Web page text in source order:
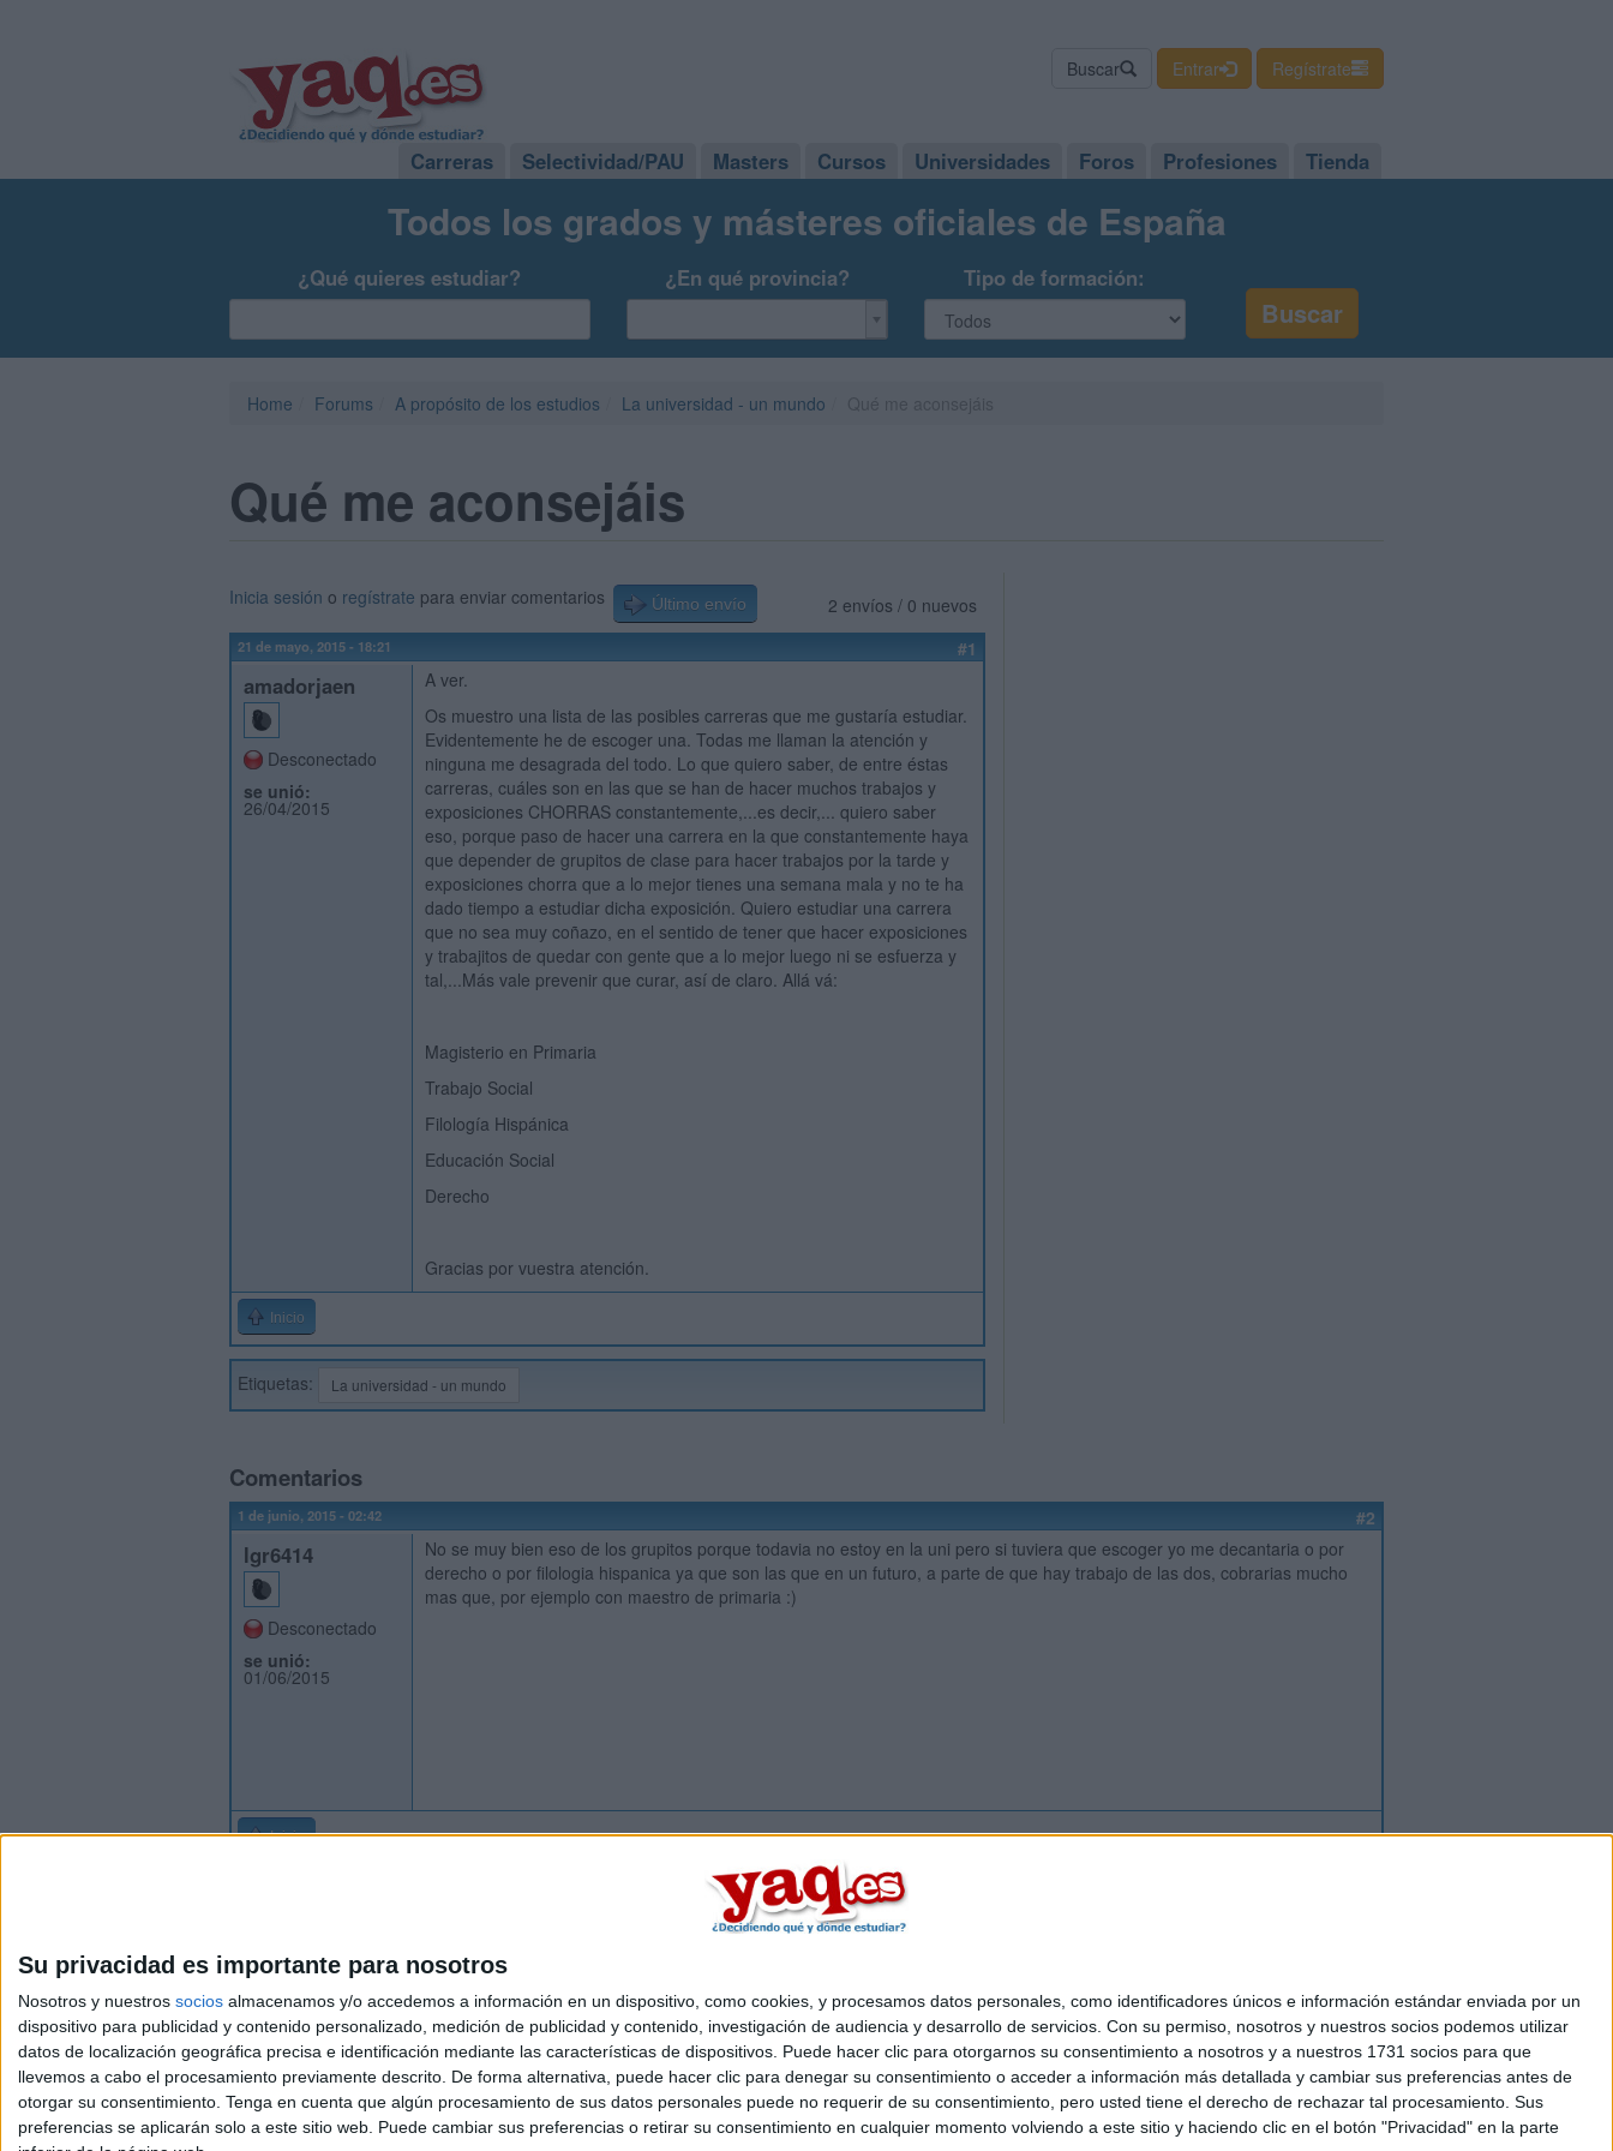
Su privacidad es importante para nosotros
Nosotros y nuestros socios almacenamos y/o accedemos a información en un dispositivo, como cookies, y procesamos datos personales, como identificadores únicos e información estándar enviada por un
dispositivo para publicidad y contenido personalizado, medición de publicidad y contenido, investigación de audiencia y desarrollo de servicios. Con su permiso, nosotros y nuestros socios podemos utilizar
datos de localización geográfica precisa e identificación mediante las características de dispositivos. Puede hacer clic para otorgarnos su consentimiento a nosotros y a nuestros 1731 socios para que
llevemos a cabo el procesamiento previamente descrito. De forma alternativa, puede hacer clic para denegar su consentimiento o acceder a información más detallada y cambiar sus preferencias antes de
otorgar su consentimiento. Tenga en cuenta que algún procesamiento de sus datos personales puede no requerir de su consentimiento, pero usted tiene el derecho de rechazar tal procesamiento. Sus
preferencias se aplicarán solo a este sitio web. Puede cambiar sus preferencias o retirar su consentimiento en cualquier momento volviendo a este sitio y haciendo clic en el botón "Privacidad" en la parte
Buscar Entrar Regístrate
Carreras Selectividad/PAU Masters Cursos Universidades Foros Profesiones Tienda
Todos los grados y másteres oficiales de España
¿Qué quieres estudiar? ¿En qué provincia? Tipo de formación:
Home Forums A propósito de los estudios La universidad - un mundo
Qué me aconsejáis
2 envíos / 0 nuevos
Inicia sesión o regístrate para enviar comentarios Último envío
21 de mayo, 2015 - 18:21 #1
amadorjaen
Desconectado
se unió:
26/04/2015
A ver.
Os muestro una lista de las posibles carreras que me gustaría estudiar.
Evidentemente he de escoger una. Todas me llaman la atención y
ninguna me desagrada del todo. Lo que quiero saber, de entre éstas
carreras, cuáles son en las que se han de hacer muchos trabajos y
exposiciones CHORRAS constantemente,...es decir,... quiero saber
eso, porque paso de hacer una carrera en la que constantemente haya
que depender de grupitos de clase para hacer trabajos por la tarde y
exposiciones chorra que a lo mejor tienes una semana mala y no te ha
dado tiempo a estudiar dicha exposición. Quiero estudiar una carrera
que no sea muy coñazo, en el sentido de tener que hacer exposiciones
y trabajitos de quedar con gente que a lo mejor luego ni se esfuerza y
tal,...Más vale prevenir que curar, así de claro. Allá vá:
Magisterio en Primaria
Trabajo Social
Filología Hispánica
Educación Social
Derecho
Gracias por vuestra atención.
Inicio
Etiquetas: La universidad - un mundo
Comentarios
1 de junio, 2015 - 02:42 #2
lgr6414
Desconectado
se unió:
01/06/2015
No se muy bien eso de los grupitos porque todavia no estoy en la uni pero si tuviera que escoger yo me decantaria o por
derecho o por filologia hispanica ya que son las que en un futuro, a parte de que hay trabajo de las dos, cobrarias mucho
mas que, por ejemplo con maestro de primaria :)
Inicio Inicia sesiónoregístratepara enviar comentarios
Quiénes somos|Contactar|Anúnciate
Aviso legal|Politica de privacidad|Condiciones generales|Política de cookies
© 2003-2026Compás Mediterráneo S.L.- Diego de León 47 - 28006 Madrid [ESPAÑA] - Tel. +34 91 593 2767